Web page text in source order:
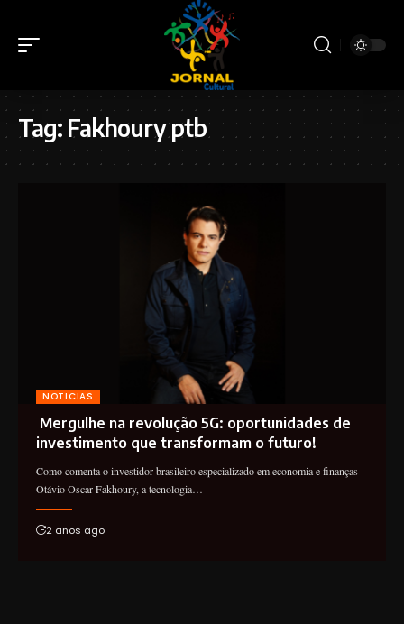
Tag: Fakhoury ptb
NOTICIAS
Mergulhe na revolução 5G: oportunidades de
investimento que transformam o futuro!
Como comenta o investidor brasileiro especializado em economia e finanças
Otávio Oscar Fakhoury, a tecnologia…
2 anos ago